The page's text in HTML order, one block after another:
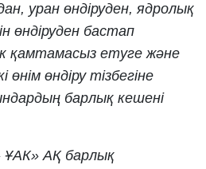
уран өндіруден, ядролық
өндіруден бастап
қамтамасыз етуге және
өнім өндіру тізбегіне
барлық кешені
ҰАК» АҚ барлық